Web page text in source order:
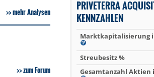
mehr Analysen
zum Forum
PRIVETERRA
KENNZAHLEN
Marktkapitalisierung
Streubesitz %
Gesamtanzahl Aktien